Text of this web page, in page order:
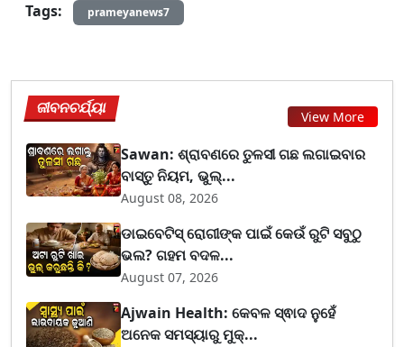
Tags:
prameyanews7
ଜୀବନଚର୍ଯ୍ୟା View More
Sawan: ଶ୍ରାବଣରେ ତୁଳସୀ ଗଛ ଲଗାଇବାର
ବାସ୍ତୁ ନିୟମ, ଭୁଲ୍...
August 08, 2026
ଡାଇବେଟିସ୍ ରୋଗୀଙ୍କ ପାଇଁ କେଉଁ ରୁଟି ସବୁଠୁ
ଭଲ? ଗହମ ବଦଳ...
August 07, 2026
Ajwain Health: କେବଳ ସ୍ଵାଦ ନୁହେଁ
ଅନେକ ସମସ୍ୟାରୁ ମୁକ୍...